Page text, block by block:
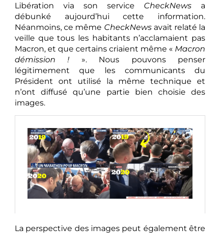
Libération via son service CheckNews a
débunké aujourd’hui cette information.
Néanmoins, ce même CheckNewsavait relaté la
veille que tous les habitants n’acclamaient pas
Macron, et que certains criaient même « Macron
démission ! ». Nous pouvons penser
légitimement que les communicants du
Président ont utilisé la même technique et
n’ont diffusé qu’une partie bien choisie des
images.
La perspective des images peut également être